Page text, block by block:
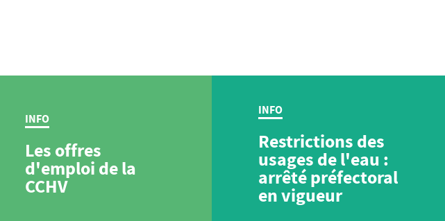
INFO
Les offres
d'emploi de la
CCHV
INFO
Restrictions des
usages de l'eau :
arrêté préfectoral
en vigueur